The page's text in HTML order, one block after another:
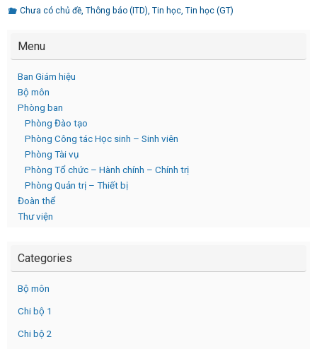
Chưa có chủ đề, Thông báo (ITD), Tin học, Tin học (GT)
Menu
Ban Giám hiệu
Bộ môn
Phòng ban
Phòng Đào tạo
Phòng Công tác Học sinh – Sinh viên
Phòng Tài vụ
Phòng Tổ chức – Hành chính – Chính trị
Phòng Quản trị – Thiết bị
Đoàn thể
Thư viện
Categories
Bộ môn
Chi bộ 1
Chi bộ 2